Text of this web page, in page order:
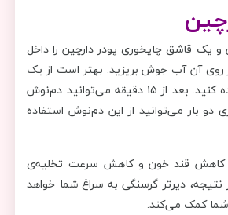
یک قاشق چایخوری پودر دارچین را داخل
روی آن آب جوش بریزید. بهتر است از یک
لیوان درب دار استفاده کنید. بعد از 15 دقیقه می‌توانید دم‌نوش
دو بار می‌توانید از این دم‌نوش استفاده
کاهش قند خون و کاهش سرعت تخلیه‌ی
دیرتر گرسنگی به سراغ شما خواهد
شما کمک می‌کند.